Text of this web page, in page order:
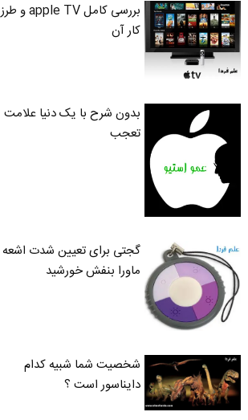
بررسی کامل apple TV و طرز
کار آن
بدون شرح با یک دنیا علامت
تعجب
گجتی برای تعیین شدت اشعه
ماورا بنفش خورشید
شخصیت شما شبیه کدام
دایناسور است ؟